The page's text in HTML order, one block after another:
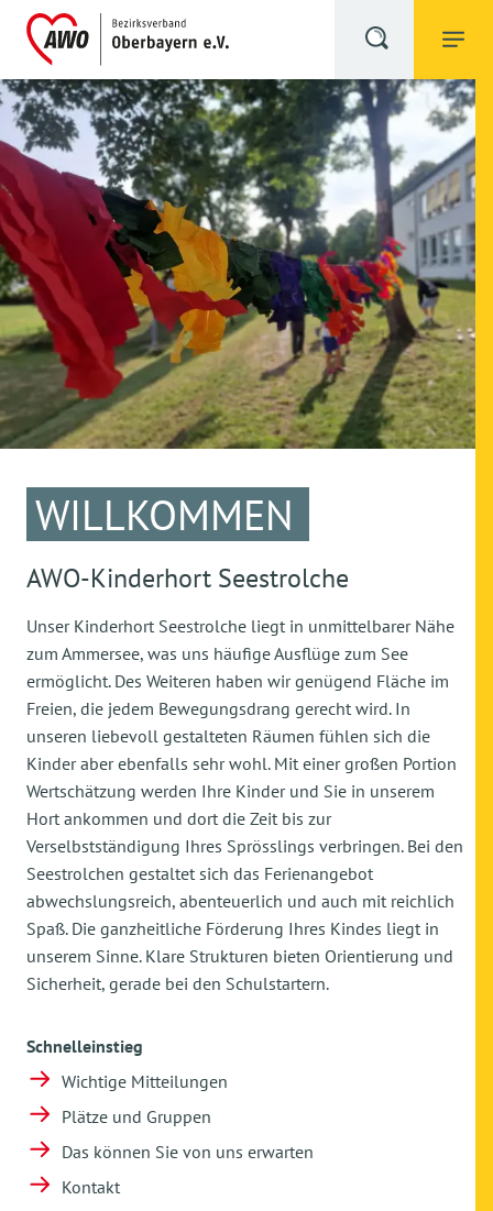
WILLKOMMEN
AWO-Kinderhort Seestrolche
Unser Kinderhort Seestrolche liegt in unmittelbarer Nähe
zum Ammersee, was uns häufige Ausflüge zum See
ermöglicht. Des Weiteren haben wir genügend Fläche im
Freien, die jedem Bewegungsdrang gerecht wird. In
unseren liebevoll gestalteten Räumen fühlen sich die
Kinder aber ebenfalls sehr wohl. Mit einer großen Portion
Wertschätzung werden Ihre Kinder und Sie in unserem
Hort ankommen und dort die Zeit bis zur
Verselbstständigung Ihres Sprösslings verbringen. Bei den
Seestrolchen gestaltet sich das Ferienangebot
abwechslungsreich, abenteuerlich und auch mit reichlich
Spaß. Die ganzheitliche Förderung Ihres Kindes liegt in
unserem Sinne. Klare Strukturen bieten Orientierung und
Sicherheit, gerade bei den Schulstartern.
Schnelleinstieg
Wichtige Mitteilungen
Plätze und Gruppen
Das können Sie von uns erwarten
Kontakt